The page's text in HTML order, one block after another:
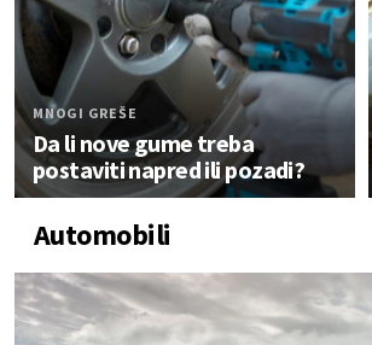
MNOGI GREŠE
Da li nove gume treba
postaviti napred ili pozadi?
Automobili